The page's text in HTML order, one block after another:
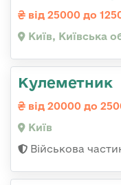
від 25000 до
Київ, Київська
Кулеметник
від 20000 до
Київ
Військова